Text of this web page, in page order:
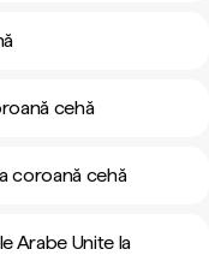
cehă
coroană cehă
Arabe Unite la